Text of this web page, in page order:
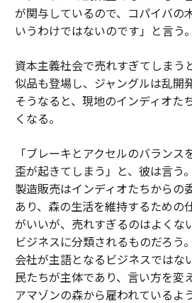
が関与しているので、コパイバの
いうわけではないのです」と言う。
資本主義社会で売れすぎてしまう
似品も登場し、ジャングルは乱開
そうなると、現地のインディオた
くなる。
「ブレーキとアクセルのバランス
歪が起きてしまう」と、彼は言う
製造販売はインディオたちからの
あり、森の生活を維持するための
がいいが、売れすぎるのはよくな
ビジネスに分類されるものだろう
会社が主語となるビジネスではな
民たちが主体であり、言い方を変
アマゾンの森から雇われているよ